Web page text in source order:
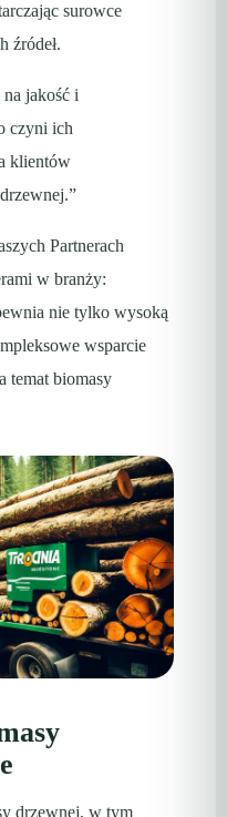
surowce
źródeł.
jakość i
czyni ich
klientów
Partnerach
w branży:
nie tylko wysoką
wsparcie
temat biomasy
drzewnej, w tym